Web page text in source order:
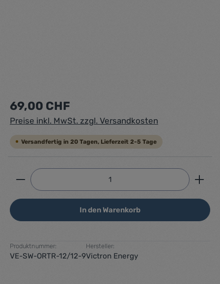
Regulärer Preis:
69,00 CHF
Preise inkl. MwSt. zzgl. Versandkosten
Versandfertig in 20 Tagen, Lieferzeit 2-5 Tage
Produkt Anzahl: Gib den gewünschten Wert ein
In den Warenkorb
Produktnummer:
VE-SW-ORTR-12/12-9
Hersteller:
Victron Energy